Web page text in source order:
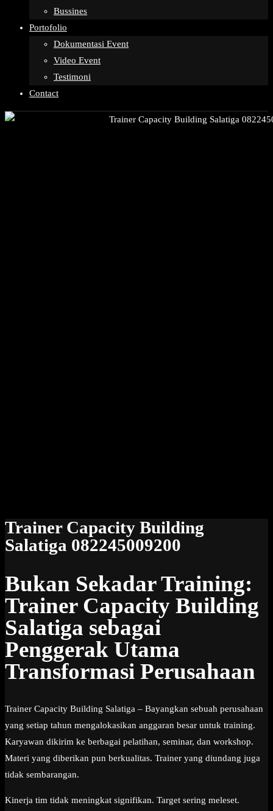
Bussines
Portofolio
Dokumentasi Event
Video Event
Testimoni
Contact
Trainer Capacity Building
Salatiga 082245009200
Bukan Sekadar Training:
Trainer Capacity Building
Salatiga sebagai
Penggerak Utama
Transformasi Perusahaan
Trainer Capacity Building Salatiga – Bayangkan sebuah perusahaan
yang setiap tahun mengalokasikan anggaran besar untuk training.
Karyawan dikirim ke berbagai pelatihan, seminar, dan workshop.
Materi yang diberikan pun berkualitas. Trainer yang diundang juga
tidak sembarangan.
Kinerja tim tidak meningkat signifikan. Target sering meleset.